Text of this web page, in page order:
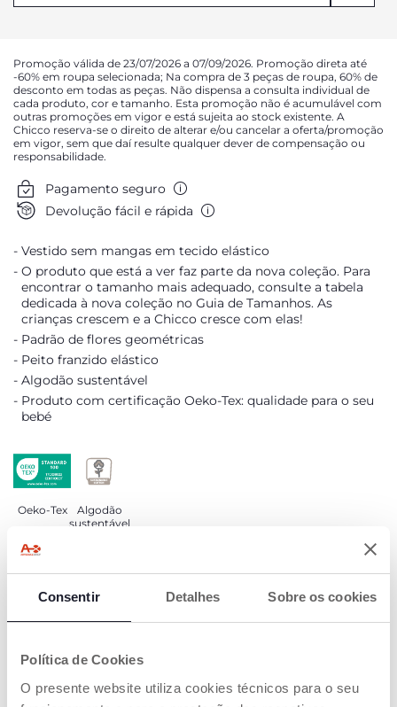
Consentir Detalhes Sobre os cookies
Política de Cookies
O presente website utiliza cookies técnicos para o seu
AVISAR DA DISPONIBILIDADE
AVISAR DA DISPONIBILIDADE
AVISAR DA DISPONIBILIDADE
AVISAR DA DISPONIBILIDADE
AVISAR DA DISPONIBILIDADE
AVISAR DA DISPONIBILIDADE
AVISAR DA DISPONIBILIDADE
Promoção válida de 23/07/2026 a 07/09/2026. Promoção direta até
-60% em roupa selecionada; Na compra de 3 peças de roupa, 60% de
desconto em todas as peças. Não dispensa a consulta individual de
cada produto, cor e tamanho. Esta promoção não é acumulável com
outras promoções em vigor e está sujeita ao stock existente. A
Chicco reserva-se o direito de alterar e/ou cancelar a oferta/promoção
em vigor, sem que daí resulte qualquer dever de compensação ou
responsabilidade.
Pagamento seguro
Devolução fácil e rápida
Vestido sem mangas em tecido elástico
O produto que está a ver faz parte da nova coleção. Para
encontrar o tamanho mais adequado, consulte a tabela
dedicada à nova coleção no Guia de Tamanhos. As
crianças crescem e a Chicco cresce com elas!
Padrão de flores geométricas
Peito franzido elástico
Algodão sustentável
Produto com certificação Oeko-Tex: qualidade para o seu
bebé
Oeko-Tex
Algodão
sustentável
DETALHES DO PRODUTO
ADVERTÊNCIAS E INSTRUÇÕES